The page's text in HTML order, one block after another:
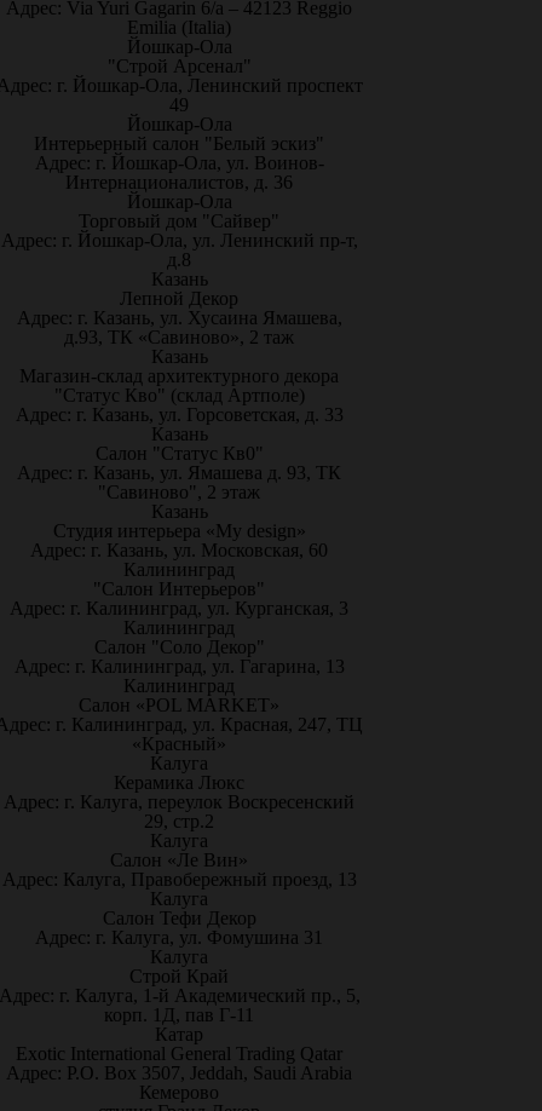
Адрес: Via Yuri Gagarin 6/a – 42123 Reggio
Emilia (Italia)
Йошкар-Ола
"Строй Арсенал"
г. Йошкар-Ола, Ленинский проспект
49
Йошкар-Ола
Интерьерный салон "Белый эскиз"
Адрес: г. Йошкар-Ола, ул. Воинов-
Интернационалистов, д. 36
Йошкар-Ола
Торговый дом "Сайвер"
Адрес: г. Йошкар-Ола, ул. Ленинский пр-т,
д.8
Казань
Лепной Декор
Адрес: г. Казань, ул. Хусаина Ямашева,
д.93, ТК «Савиново», 2 таж
Казань
Магазин-склад архитектурного декора
"Статус Кво" (склад Артполе)
Адрес: г. Казань, ул. Горсоветская, д. 33
Казань
Салон "Статус Кв0"
Адрес: г. Казань, ул. Ямашева д. 93, ТК
"Савиново", 2 этаж
Казань
Студия интерьера «My design»
Адрес: г. Казань, ул. Московская, 60
Калининград
"Салон Интерьеров"
Адрес: г. Калининград, ул. Курганская, 3
Калининград
Салон "Соло Декор"
Адрес: г. Калининград, ул. Гагарина, 13
Калининград
Салон «POL MARKET»
г. Калининград, ул. Красная, 247, ТЦ
«Красный»
Калуга
Керамика Люкс
Адрес: г. Калуга, переулок Воскресенский
29, стр.2
Калуга
Салон «Ле Вин»
Адрес: Калуга, Правобережный проезд, 13
Калуга
Салон Тефи Декор
Адрес: г. Калуга, ул. Фомушина 31
Калуга
Строй Край
г. Калуга, 1-й Академический пр., 5,
корп. 1Д, пав Г-11
Катар
Exotic International General Trading Qatar
Адрес: P.O. Box 3507, Jeddah, Saudi Arabia
Кемерово